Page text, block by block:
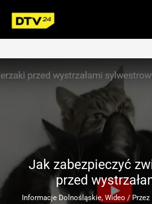
treści
Jak zabezpieczyć
przed
Informacje Dolnośląskie, Wideo / Przez